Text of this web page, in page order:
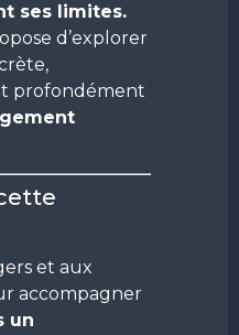
ses limites.
d’explorer
profondément
et aux
accompagner
un